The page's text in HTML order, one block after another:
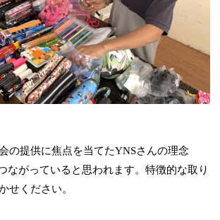
の提供に焦点を当てたYNSさんの理念
ながっていると思われます。特徴的な取り
せください。